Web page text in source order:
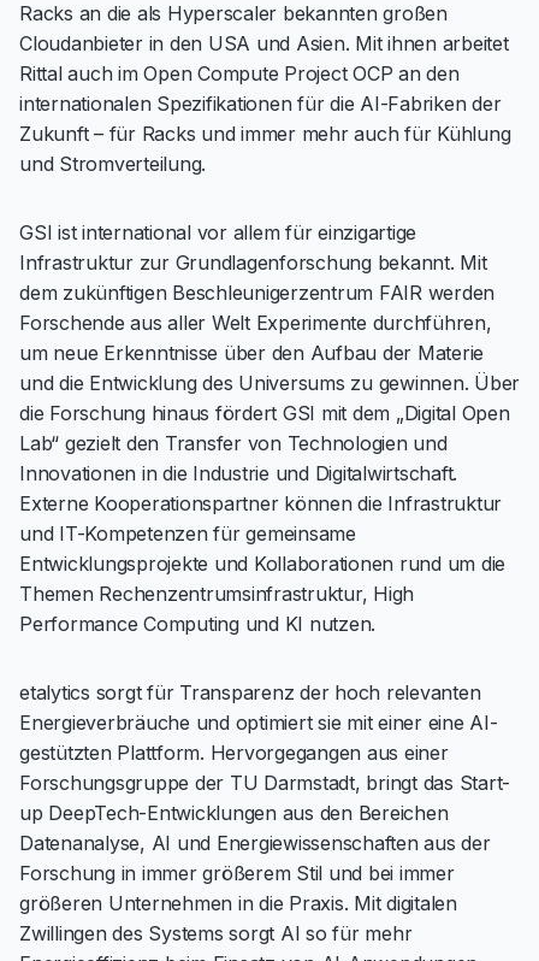
Racks an die als Hyperscaler bekannten großen
Cloudanbieter in den USA und Asien. Mit ihnen arbeitet
Rittal auch im Open Compute Project OCP an den
internationalen Spezifikationen für die AI-Fabriken der
Zukunft – für Racks und immer mehr auch für Kühlung
und Stromverteilung.
GSI ist international vor allem für einzigartige
Infrastruktur zur Grundlagenforschung bekannt. Mit
dem zukünftigen Beschleunigerzentrum FAIR werden
Forschende aus aller Welt Experimente durchführen,
um neue Erkenntnisse über den Aufbau der Materie
und die Entwicklung des Universums zu gewinnen. Über
die Forschung hinaus fördert GSI mit dem „Digital Open
Lab“ gezielt den Transfer von Technologien und
Innovationen in die Industrie und Digitalwirtschaft.
Externe Kooperationspartner können die Infrastruktur
und IT-Kompetenzen für gemeinsame
Entwicklungsprojekte und Kollaborationen rund um die
Themen Rechenzentrumsinfrastruktur, High
Performance Computing und KI nutzen.
etalytics sorgt für Transparenz der hoch relevanten
Energieverbräuche und optimiert sie mit einer eine AI-
gestützten Plattform. Hervorgegangen aus einer
Forschungsgruppe der TU Darmstadt, bringt das Start-
up DeepTech-Entwicklungen aus den Bereichen
Datenanalyse, AI und Energiewissenschaften aus der
Forschung in immer größerem Stil und bei immer
größeren Unternehmen in die Praxis. Mit digitalen
Zwillingen des Systems sorgt AI so für mehr